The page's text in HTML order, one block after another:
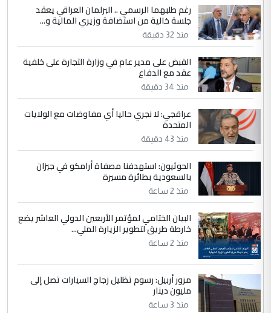
إكمال دراستي داخل ...
الموضوع :
السعودية توافق على الاستمرار في
إعطاء 100 منحة دراسية للطلبة العراقيين في
جامعاتها سنويا
عبد الأمير جاسم هليل
التعليق : نحن اباء الطلاب الأوائل على العراق
نتشرف بلقاء السيد احمد الصافي في العتبات
الحسنية لزرع ...
مكتب السيد احمد الصافي : لا يوجود
لدينا اي حساب على الفيس بوك وتويتر
رغم طلبهما الرسمي .. البرلمان العراقي يعقد
جلسة خالية من استضافة وزيري المالية و...
منذ 32 دقيقة
القبض على مدير عام في وزارة التجارة على خلفية
عقد مع الدفاع
منذ 34 دقيقة
عراقجي: لا نجري حاليا أي مفاوضات مع الولايات
المتحدة
منذ 43 دقيقة
الحوثيون: استهدفنا مصفاة أرامكو في جيزان
بالسعودية بطائرة مسيرة
منذ 2 ساعة
البيان الختامي لمؤتمر الأربعين الدولي العاشر يضع
خارطة طريق لتطوير الزيارة الملي...
منذ 2 ساعة
مرور أربيل: رسوم تظليل زجاج السيارات تصل إلى
مليون دينار
منذ 3 ساعة